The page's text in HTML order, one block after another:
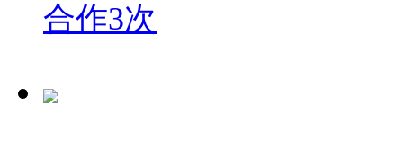
合作3次